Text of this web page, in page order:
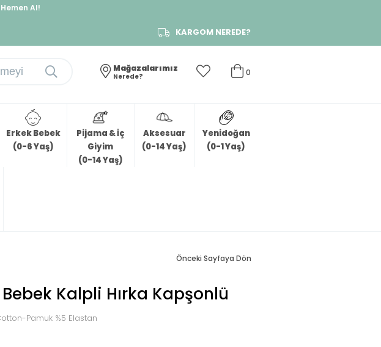
Al!
KARGOM NEREDE?
0
Mağazalarımız
Nerede?
Erkek Bebek
(0-6 Yaş)
Pijama & İç
Giyim
(0-14 Yaş)
Aksesuar
(0-14 Yaş)
Yenidoğan
(0-1 Yaş)
Önceki Sayfaya Dön
Bebek Kalpli Hırka Kapşonlü
Pamuk %5 Elastan